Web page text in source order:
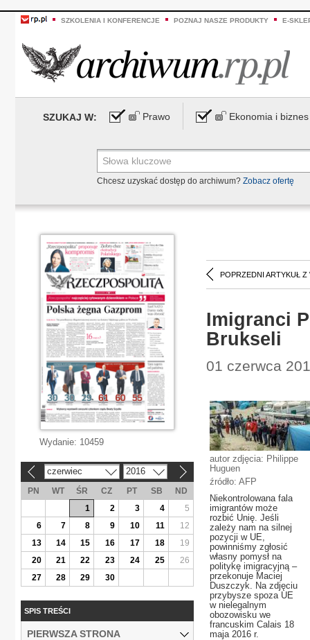
SZKOLENIA I KONFERENCJE POZNAJ NASZE PRODUKTY E-
SZUKAJ W: Prawo Ekonomia i biznes
Chcesz uzyskać dostęp do archiwum? Zobacz ofertę
POPRZEDNI ARTYKUŁ Z
Imigranci
Brukseli
01 czerwca
autor zdjęcia: Philippe
Huguen
źródło: AFP
Niekontrolowana fala
imigrantów może
rozbić Unię. Jeśli
zależy nam na silnej
pozycji w UE,
powinniśmy zgłosić
własny pomysł na
politykę imigracyjną –
przekonuje Maciej
Duszczyk. Na zdjęciu
przybysze spoza UE
w nielegalnym
obozowisku we
francuskim Calais 18
maja 2016 r.
Wydanie: 10459
czerwiec 2016
PN WT ŚR CZ PT SB
ND
1
2 3 4
5
6
7 8 9 10 11
12
13
14 15 16 17 18
19
20
21 22 23 24 25
26
27
28 29 30
SPIS TREŚCI
PIERWSZA STRONA